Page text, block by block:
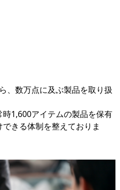
、数万点に及ぶ製品を取り扱
1,600アイテムの製品を保有
きる体制を整えておりま